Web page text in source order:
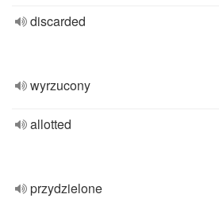
discarded
wyrzucony
allotted
przydzielone